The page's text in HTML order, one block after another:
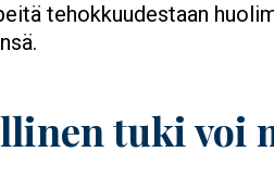
tehokkuudestaan
tuki voi